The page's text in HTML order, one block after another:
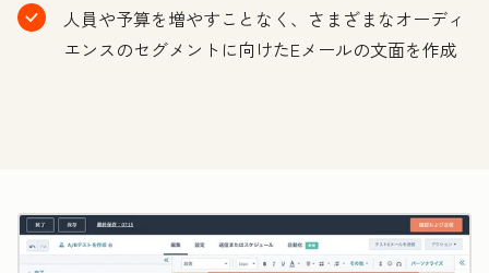
人員や予算を増やすことなく、さまざまなオーディ
エンスのセグメントに向けたEメールの文面を作成